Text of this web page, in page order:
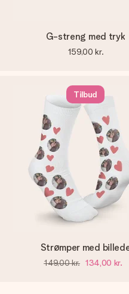
G-streng med tryk
159,00 kr.
Tilbud
Strømper med
149,00 kr. 134,00 kr.